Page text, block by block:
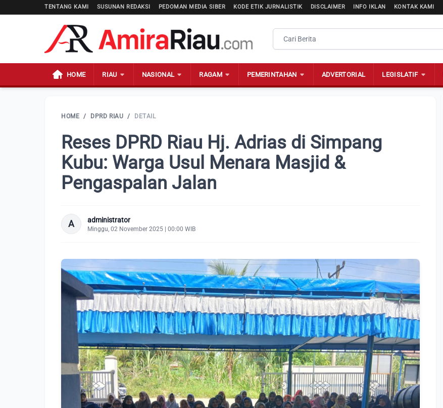
TENTANG KAMI SUSUNAN REDAKSI PEDOMAN MEDIA SIBER KODE ETIK JURNALISTIK DISCLAIMER INFO IKLAN KONTAK KAMI
HOME RIAU NASIONAL RAGAM PEMERINTAHAN ADVERTORIAL LEGISLATIF
HOME / DPRD RIAU / DETAIL
Reses DPRD Riau Hj. Adrias di Simpang
Kubu: Warga Usul Menara Masjid &
Pengaspalan Jalan
A administrator
Minggu, 02 November 2025 | 00:00 WIB